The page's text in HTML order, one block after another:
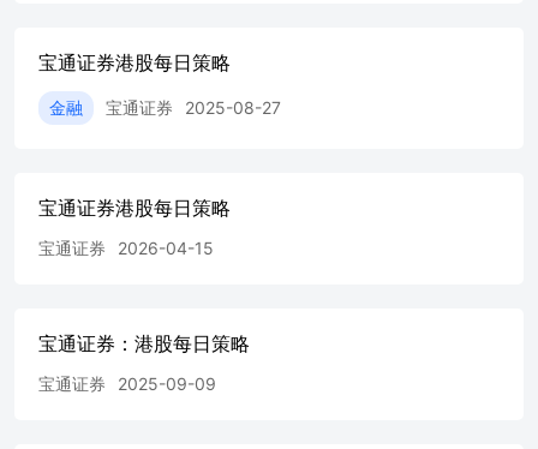
要 加 價 。 騰 訊 雲 公 布 ， 為 持 續 降 低 用 戶 使 用 成
本 ， 騰 訊 雲 智 能 體 開 發 平 台 將 於 北 京 時 間3日
00:00對DeepSeek-V4系 列 模 型 價 格 進 行 下 調 ， 最 高
號AGG778)）擬備。本報告旨在由獲寶通證券亞洲有限公司
提供本報告者收取﹐而不是旨在向在有關分發或使用會抵觸
的任何人士或實體分發或由其使用。任何管有本報告或打算
身不受任何對其作出有關行動有所限制或禁止的本地規定所
宝通证券港股每日策略
金融 宝通证券 2025-08-27
宝通证券港股每日策略
宝通证券 2026-04-15
宝通证券：港股每日策略
宝通证券 2025-09-09